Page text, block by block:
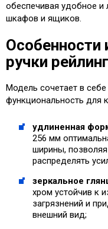
обеспечивая удобное и
шкафов и ящиков.
Особенности
ручки
Модель сочетает в себе
функциональность для
удлиненная
256 мм
ширины,
распределять
зеркальное
хром устойчив к
загрязнений и
внешний вид;